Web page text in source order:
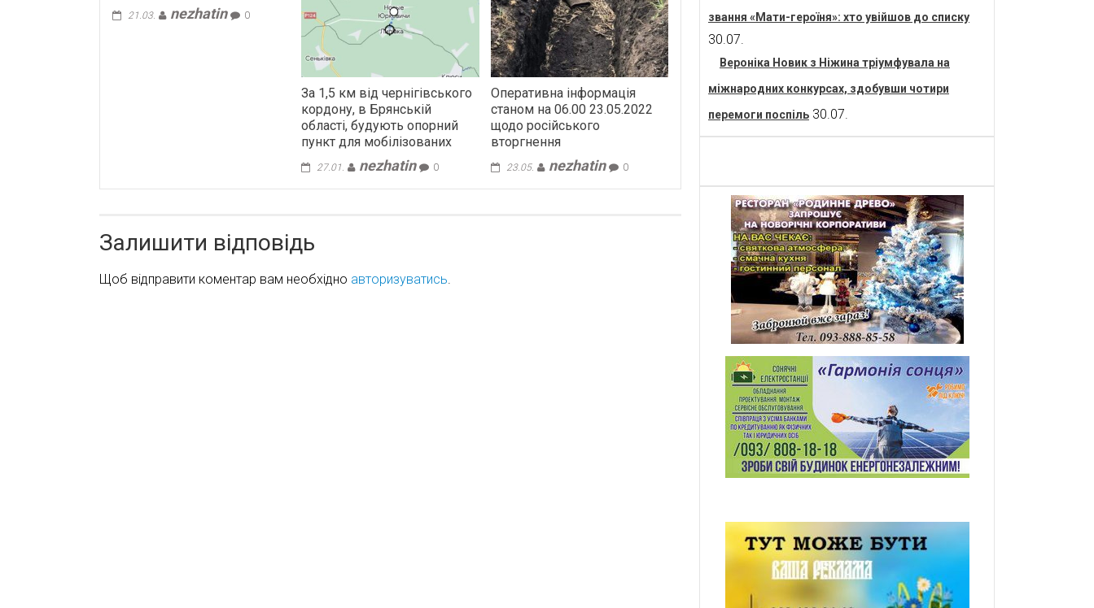
21.03. nezhatin 0
За 1,5 км від чернігівського
кордону, в Брянській
області, будують опорний
пункт для мобілізованих
27.01. nezhatin 0
Оперативна інформація
станом на 06.00 23.05.2022
щодо російського
вторгнення
23.05. nezhatin 0
Залишити відповідь
Щоб відправити коментар вам необхідно авторизуватись.
звання «Мати-героїня»: хто увійшов до списку
30.07.
Вероніка Новик з Ніжина тріумфувала на
міжнародних конкурсах, здобувши чотири
перемоги поспіль 30.07.